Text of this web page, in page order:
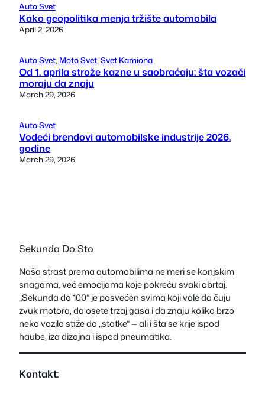
Auto Svet
Kako geopolitika menja tržište automobila
April 2, 2026
Auto Svet, Moto Svet, Svet Kamiona
Od 1. aprila strože kazne u saobraćaju: šta vozači
moraju da znaju
March 29, 2026
Auto Svet
Vodeći brendovi automobilske industrije 2026.
godine
March 29, 2026
Sekunda Do Sto
Naša strast prema automobilima ne meri se konjskim
snagama, već emocijama koje pokreću svaki obrtaj.
„Sekunda do 100“ je posvećen svima koji vole da čuju
zvuk motora, da osete trzaj gasa i da znaju koliko brzo
neko vozilo stiže do „stotke“ — ali i šta se krije ispod
haube, iza dizajna i ispod pneumatika.
Kontakt: